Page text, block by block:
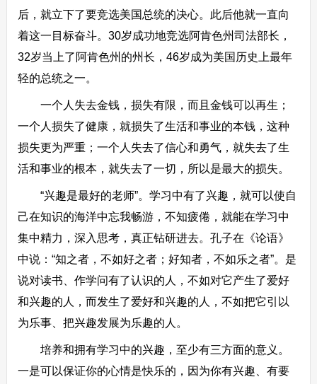
后，就立下了要竞选美国总统的决心。此后他就一直向
着这一目标奋斗。30岁成功地竞选阿肯色州司法部长，
32岁当上了阿肯色州的州长，46岁成为美国历史上最年
轻的总统之一。
一个人失去金钱，损失有限，而且金钱可以再生；
一个人损失了健康，就损失了生活和事业的本钱，这种
损失更为严重；一个人失去了信心和勇气，就失去了生
活和事业的根本，就失去了一切，所以是最大的损失。
“兴趣是最好的老师”。学习中有了兴趣，就可以使自
己在知识的海洋中忘我畅游，不知疲倦，就能在学习中
集中精力，深入思考，真正钻研进去。孔子在《论语》
中说：“知之者，不如好之者；好知者，不如乐之者”。是
说对读书、作学问有了认识的人，不如对它产生了爱好
和兴趣的人，而发生了爱好和兴趣的人，不如把它引以
为乐事、把兴趣发展为乐趣的人。
培养和拥有学习中的兴趣，至少有三方面的意义。
一是可以保证你的心情是快乐的，因为你有兴趣、有要